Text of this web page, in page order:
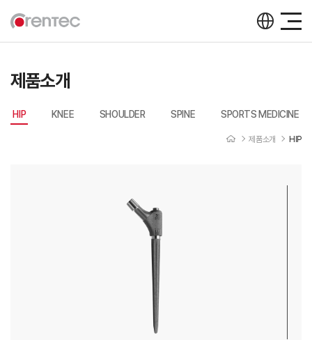
제품소개
HIP KNEE SHOULDER SPINE SPORTS MEDICINE
제품소개 HIP